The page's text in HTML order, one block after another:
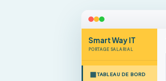
SmartWay IT
PORTAGE SALARIAL
▦TABLEAU DE BORD